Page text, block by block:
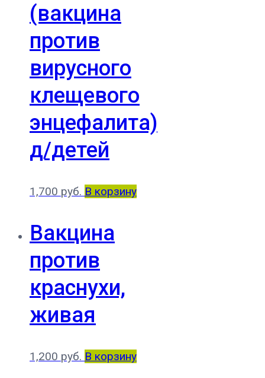
(вакцина
против
вирусного
клещевого
энцефалита)
д/детей
1,700 руб. В корзину
Вакцина
против
краснухи,
живая
1,200 руб. В корзину